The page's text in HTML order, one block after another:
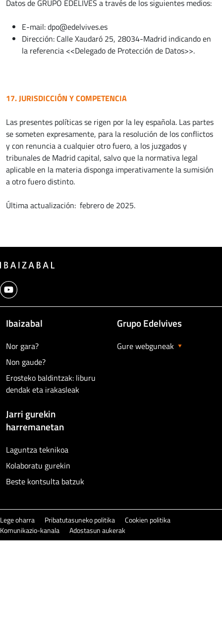
Datos de GRUPO EDELIVES a través de los siguientes medios:
E-mail: dpo@edelvives.es
Dirección: Calle Xaudaró 25, 28034-Madrid indicando en
la referencia <<Delegado de Protección de Datos>>.
17. JURISDICCIÓN Y COMPETENCIA
Las presentes políticas se rigen por la ley española. Las partes
se someten expresamente, para la resolución de los conflictos
y con renuncia a cualquier otro fuero, a los juzgados y
tribunales de Madrid capital, salvo que la normativa legal
aplicable en la materia disponga imperativamente la sumisión
a otro fuero distinto.
Última actualización: febrero de 2025.
Ibaizabal
Nor gara?
Non gaude?
Erosteko baldintzak: liburu
dendak eta irakasleak
Grupo Edelvives
Gure webguneak
Jarri gurekin
harremanetan
Laguntza teknikoa
Kolaboratu gurekin
Beste kontsulta batzuk
Lege oharra Pribatutasuneko politika
Cookien politika
Komunikazio-kanala
Adostasun aukerak